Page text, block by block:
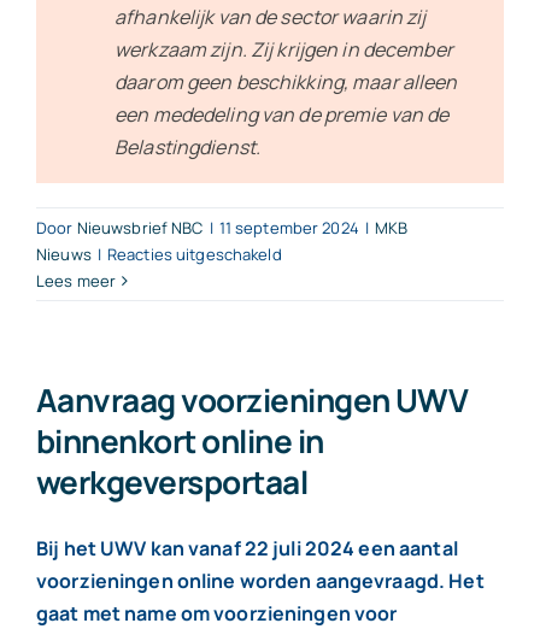
afhankelijk van de sector waarin zij
werkzaam zijn. Zij krijgen in december
daarom geen beschikking, maar alleen
een mededeling van de premie van de
Belastingdienst.
Door Nieuwsbrief NBC | 11 september 2024 | MKB
Nieuws | Reacties uitgeschakeldvoor
2025
Lees meer
Aanvraag voorzieningen UWV
binnenkort online in
werkgeversportaal
Bij het UWV kan vanaf 22 juli 2024 een aantal
voorzieningen online worden aangevraagd. Het
gaat met name om voorzieningen voor